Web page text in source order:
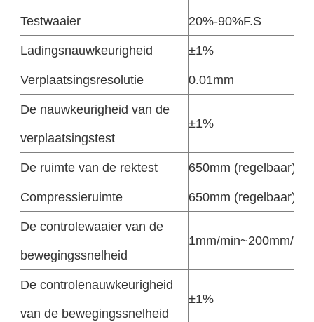
Testwaaier
20%-90%F.S
Ladingsnauwkeurigheid
±1%
Verplaatsingsresolutie
0.01mm
De nauwkeurigheid van de
verplaatsingstest
±1%
De ruimte van de rektest
650mm (regelbaar)
Compressieruimte
650mm (regelbaar)
De controlewaaier van de
bewegingssnelheid
1mm/min~200mm/min
De controlenauwkeurigheid
van de bewegingssnelheid
±1%